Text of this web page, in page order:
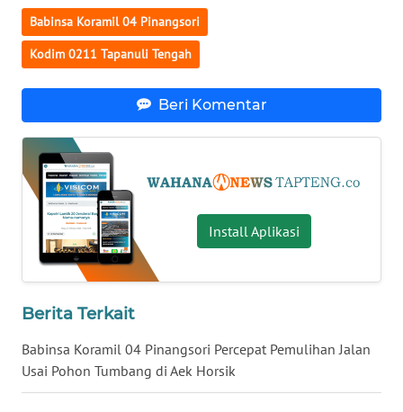
Babinsa Koramil 04 Pinangsori
Kodim 0211 Tapanuli Tengah
Beri Komentar
Install Aplikasi
Berita Terkait
Babinsa Koramil 04 Pinangsori Percepat Pemulihan Jalan
Usai Pohon Tumbang di Aek Horsik
WN
BALI
KALBAR
WN
KALTENG
WN
KALTARA
WN
KALSEL
WN
KALTIM